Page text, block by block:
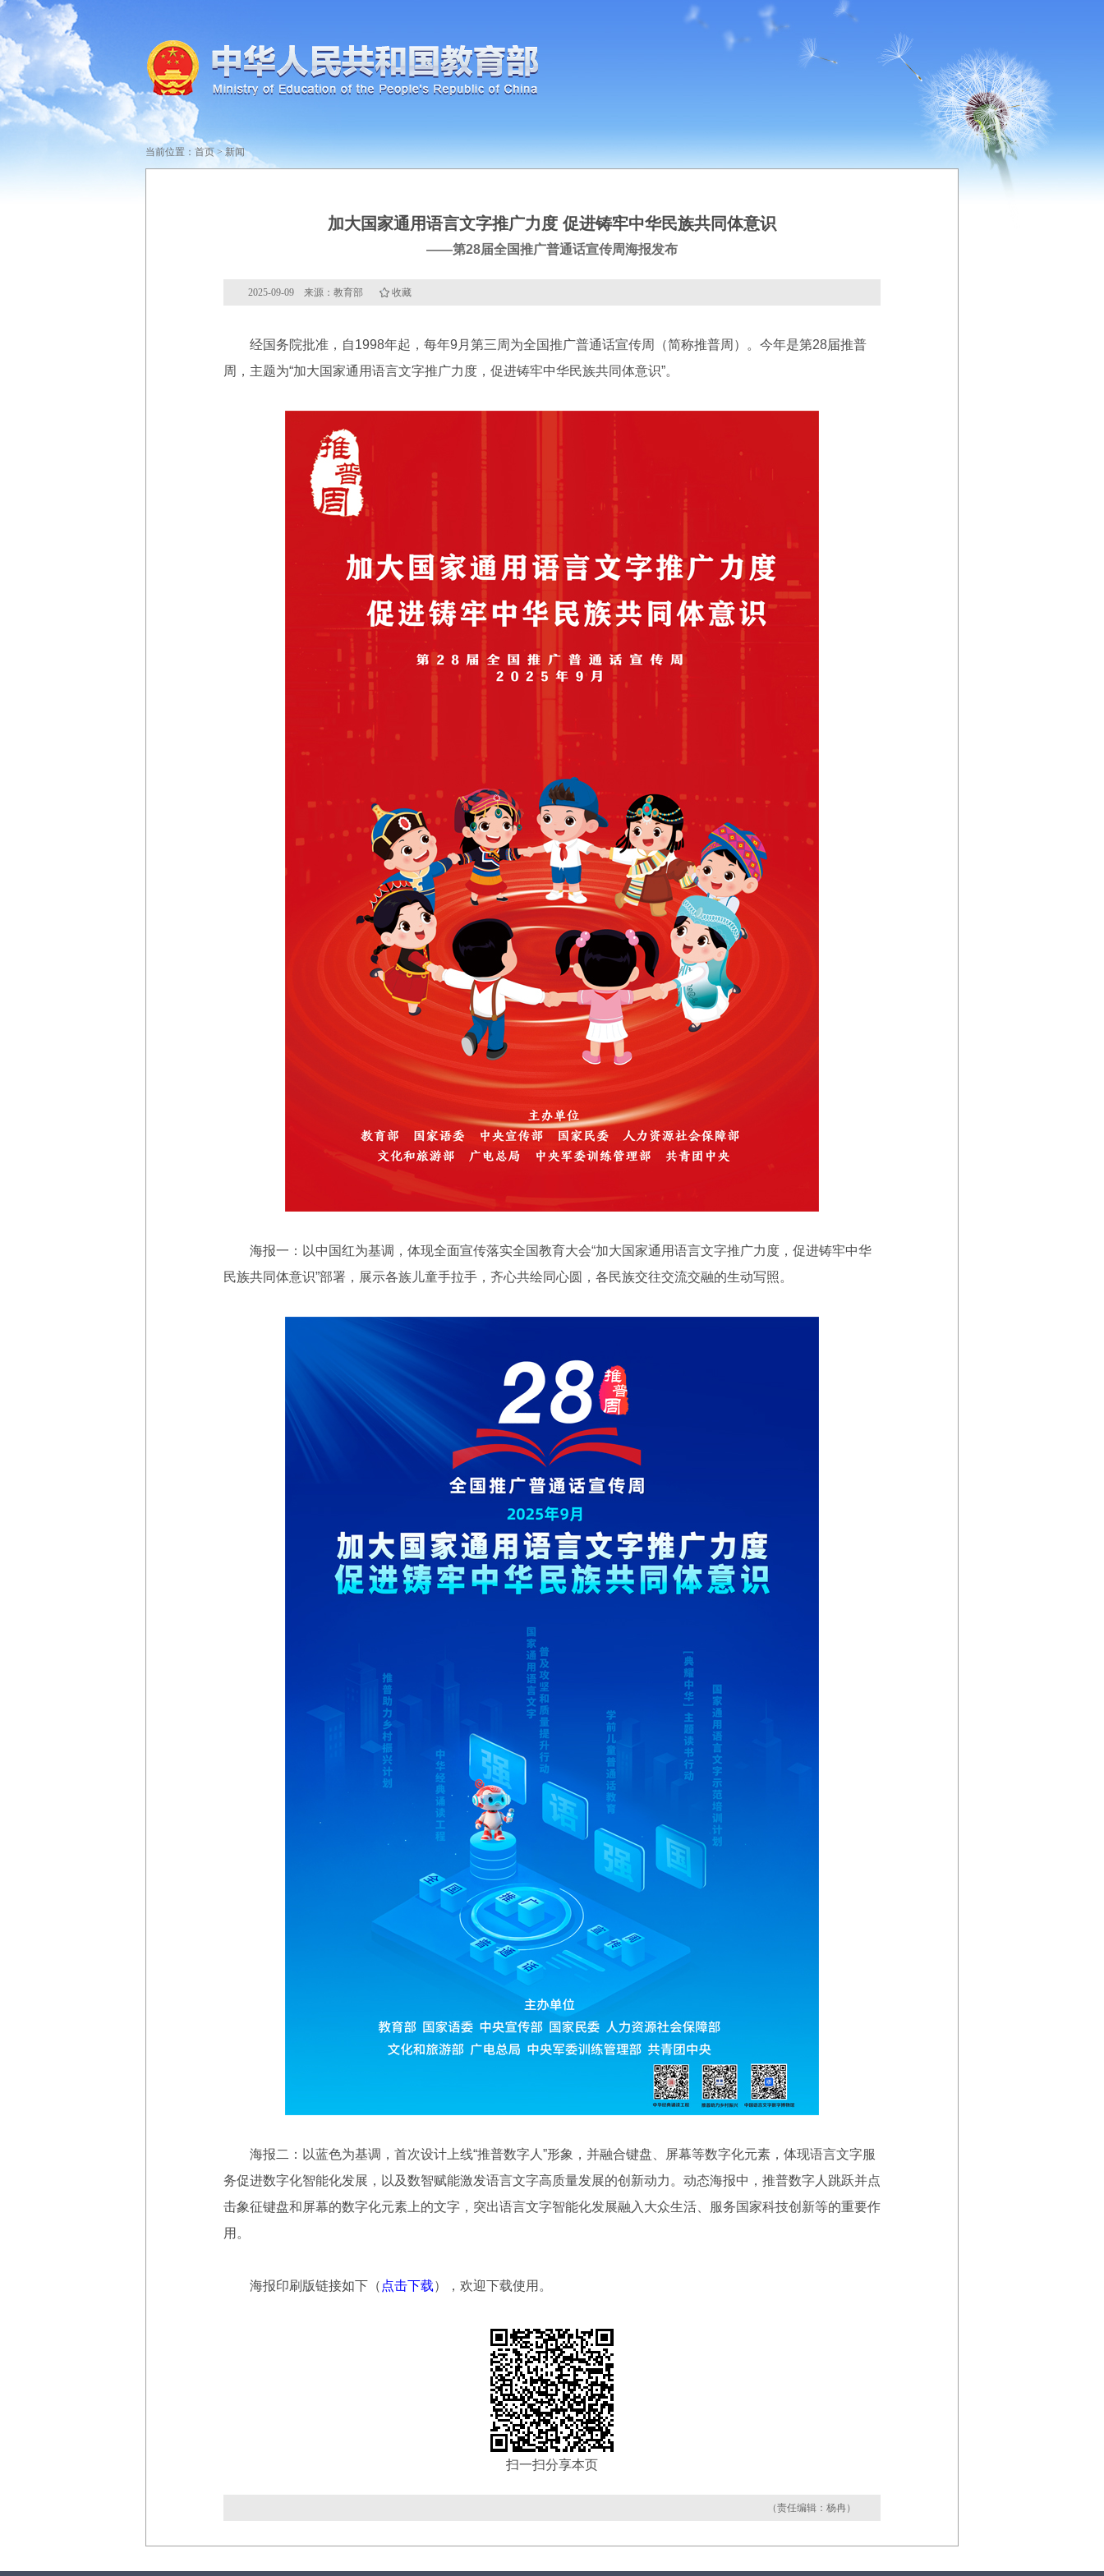
当前位置： 首页>新闻
加大国家通用语言文字推广力度 促进铸牢中华民族共同体意识
——第28届全国推广普通话宣传周海报发布
2025-09-09 来源：教育部 收藏
经国务院批准，自1998年起，每年9月第三周为全国推广普通话宣传周（简称推普周）。今年是第28届推普
周，主题为“加大国家通用语言文字推广力度，促进铸牢中华民族共同体意识”。
海报一：以中国红为基调，体现全面宣传落实全国教育大会“加大国家通用语言文字推广力度，促进铸牢中华
民族共同体意识”部署，展示各族儿童手拉手，齐心共绘同心圆，各民族交往交流交融的生动写照。
海报二：以蓝色为基调，首次设计上线“推普数字人”形象，并融合键盘、屏幕等数字化元素，体现语言文字服
务促进数字化智能化发展，以及数智赋能激发语言文字高质量发展的创新动力。动态海报中，推普数字人跳跃并点
击象征键盘和屏幕的数字化元素上的文字，突出语言文字智能化发展融入大众生活、服务国家科技创新等的重要作
用。
海报印刷版链接如下（ 点击下载），欢迎下载使用。
扫一扫分享本页
（责任编辑：杨冉）